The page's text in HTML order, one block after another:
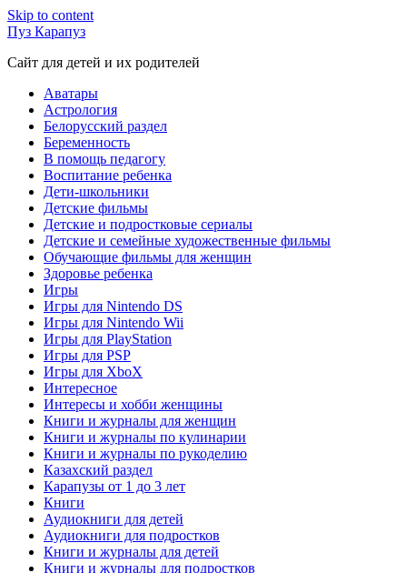
Skip to content
Пуз Карапуз
Сайт для детей и их родителей
Аватары
Астрология
Белорусский раздел
Беременность
В помощь педагогу
Воспитание ребенка
Дети-школьники
Детские фильмы
Детские и подростковые сериалы
Детские и семейные художественные фильмы
Обучающие фильмы для женщин
Здоровье ребенка
Игры
Игры для Nintendo DS
Игры для Nintendo Wii
Игры для PlayStation
Игры для PSP
Игры для XboX
Интересное
Интересы и хобби женщины
Книги и журналы для женщин
Книги и журналы по кулинарии
Книги и журналы по рукоделию
Казахский раздел
Карапузы от 1 до 3 лет
Книги
Аудиокниги для детей
Аудиокниги для подростков
Книги и журналы для детей
Книги и журналы для подростков